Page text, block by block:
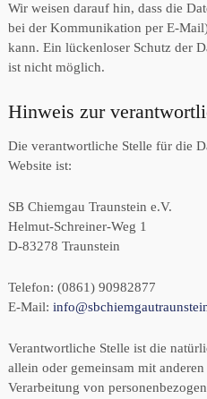
Wir weisen darauf hin, dass die
bei der Kommunikation per E-
kann. Ein lückenloser Schutz der
ist nicht möglich.
Hinweis zur
Die verantwortliche Stelle für die
Website ist:
SB Chiemgau Traunstein e.V.
Helmut-Schreiner-Weg 1
D-83278 Traunstein
Telefon: (0861) 90982877
E-Mail:
Verantwortliche Stelle ist die
allein oder gemeinsam mit
Verarbeitung von